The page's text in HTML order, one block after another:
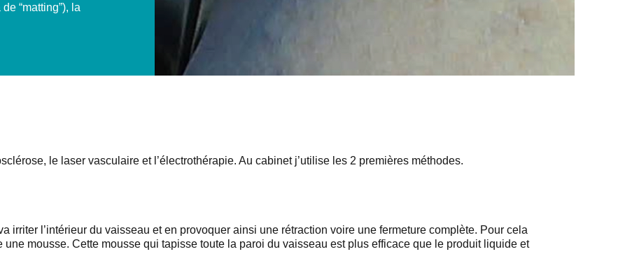
“matting”), la
le laser vasculaire et l’électrothérapie. Au cabinet j’utilise les 2 premières méthodes.
irriter l’intérieur du vaisseau et en provoquer ainsi une rétraction voire une fermeture complète. Pour cela
mousse. Cette mousse qui tapisse toute la paroi du vaisseau est plus efficace que le produit liquide et